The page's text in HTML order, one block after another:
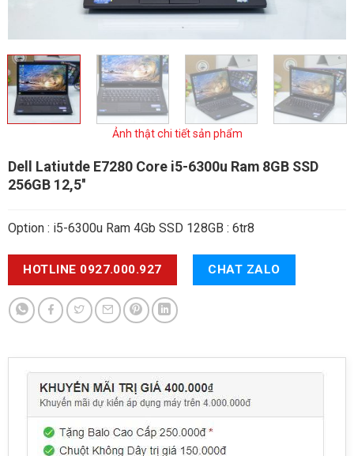
Ảnh thật chi tiết sản phẩm
Dell Latiutde E7280 Core i5-6300u Ram 8GB SSD
256GB 12,5''
Option : i5-6300u Ram 4Gb SSD 128GB : 6tr8
HOTLINE 0927.000.927 CHAT ZALO